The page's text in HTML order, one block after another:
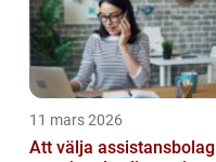
11 mars 2026
Att välja assistansbolag